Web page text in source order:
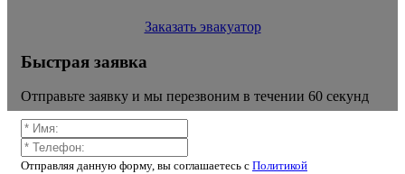
Заказать эвакуатор
Быстрая заявка
Отправьте заявку и мы перезвоним в течении 60 секунд
Отправляя данную форму, вы соглашаетесь c Политикой